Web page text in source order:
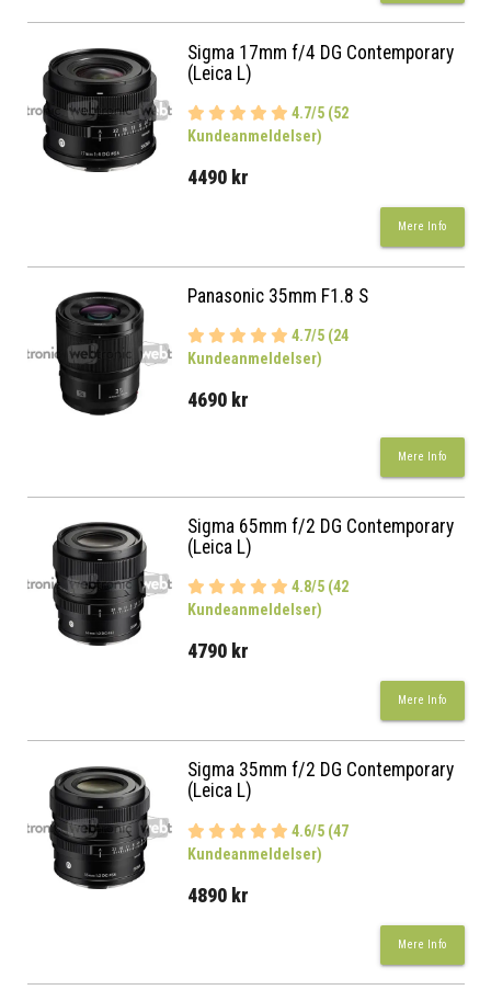
Sigma 17mm f/4 DG Contemporary
(Leica L)
4.7/5 (52
Kundeanmeldelser)
4490 kr
Mere Info
Panasonic 35mm F1.8 S
4.7/5 (24
Kundeanmeldelser)
4690 kr
Mere Info
Sigma 65mm f/2 DG Contemporary
(Leica L)
4.8/5 (42
Kundeanmeldelser)
4790 kr
Mere Info
Sigma 35mm f/2 DG Contemporary
(Leica L)
4.6/5 (47
Kundeanmeldelser)
4890 kr
Mere Info